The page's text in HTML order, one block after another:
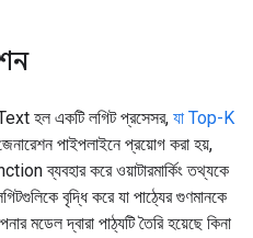
হল একটি লগিট প্রসেসর, যা Top-K
পাইপলাইনে প্রয়োগ করা হয়,
ব্যবহার করে ওয়াটারমার্কিং তথ্যকে
বৃদ্ধি করে যা পাঠ্যের গুণমানকে
মডেল দ্বারা পাঠ্যটি তৈরি হয়েছে কিনা